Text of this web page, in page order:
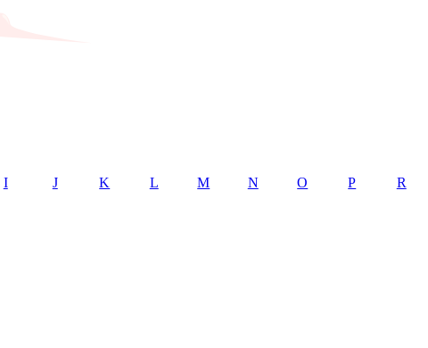
I J K L M N O P R